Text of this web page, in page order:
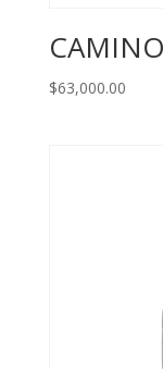
$63,000.00